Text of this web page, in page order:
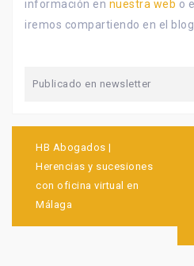
información en nuestra web o
iremos compartiendo en el
Publicado en newsletter
entradas
HB Abogados |
Herencias y sucesiones
con oficina virtual en
Málaga